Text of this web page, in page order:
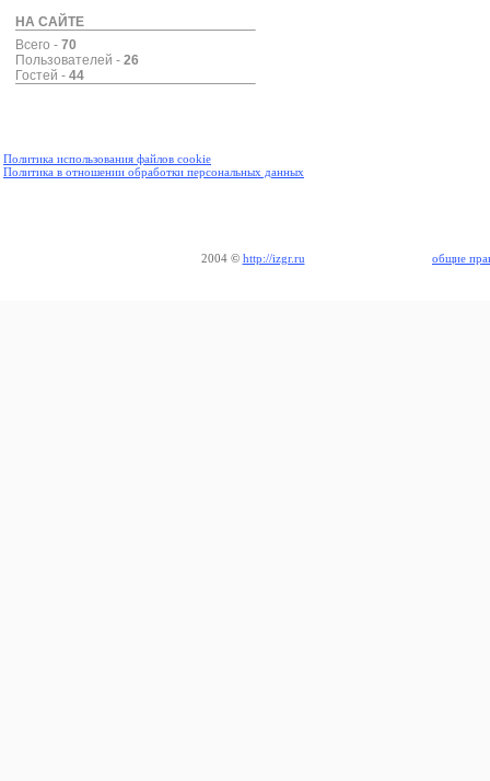
НА САЙТЕ
Всего - 70
Пользователей - 26
Гостей - 44
Политика использования файлов cookie
Политика в отношении обработки персональных данных
2004 © http://izgr.ru общие